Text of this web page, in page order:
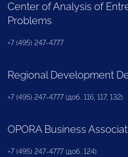
Center of Analysis of
Problems
+7 (495) 247-4777
Regional Development
+7 (495) 247-4777 (доб. 116, 117, 132)
OPORA Business
+7 (495) 247-4777 (доб. 124)